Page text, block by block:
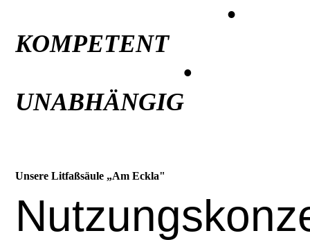
•
KOMPETENT
•
UNABHÄNGIG
Unsere Litfaßsäule „Am Eckla"